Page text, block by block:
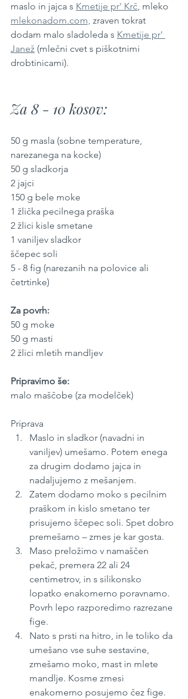
maslo in jajca s Kmetije pr' Krč, mleko
mlekonadom.com, zraven tokrat
dodam malo sladoleda s Kmetije pr'
Janež (mlečni cvet s piškotnimi
drobtinicami).
Za 8 - 10 kosov:
50 g masla (sobne temperature,
narezanega na kocke)
50 g sladkorja
2 jajci
150 g bele moke
1 žlička pecilnega praška
2 žlici kisle smetane
1 vaniljev sladkor
ščepec soli
5 - 8 fig (narezanih na polovice ali
četrtinke)
Za povrh:
50 g moke
50 g masti
2 žlici mletih mandljev
Pripravimo še:
malo maščobe (za modelček)
Priprava
Maslo in sladkor (navadni in
vaniljev) umešamo. Potem enega
za drugim dodamo jajca in
nadaljujemo z mešanjem.
Zatem dodamo moko s pecilnim
praškom in kislo smetano ter
prisujemo ščepec soli. Spet dobro
premešamo – zmes je kar gosta.
Maso preložimo v namaščen
pekač, premera 22 ali 24
centimetrov, in s silikonsko
lopatko enakomerno poravnamo.
Povrh lepo razporedimo razrezane
fige.
Nato s prsti na hitro, in le toliko da
umešano vse suhe sestavine,
zmešamo moko, mast in mlete
mandlje. Kosme zmesi
enakomerno posujemo čez fige.